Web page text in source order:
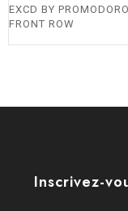
EXCD BY PROMODORO
FRONT ROW
Inscrivez-